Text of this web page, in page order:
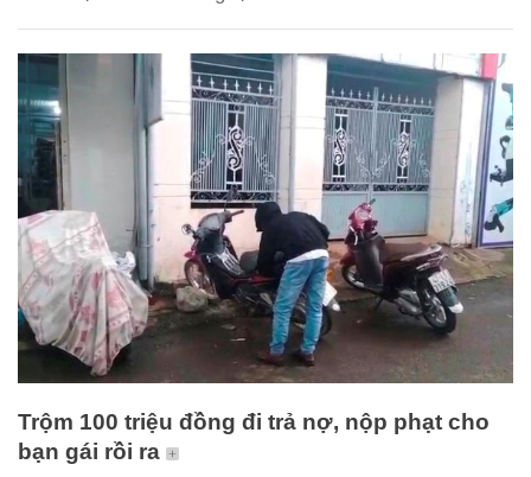
Trộm 100 triệu đồng đi trả nợ, nộp phạt cho
bạn gái rồi ra